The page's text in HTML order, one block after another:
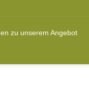
zu unserem Angebot